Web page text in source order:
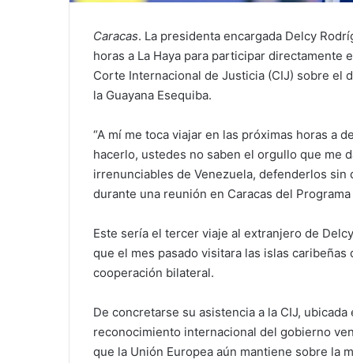
Caracas. La presidenta encargada Delcy
horas a La Haya para participar directamente
Corte Internacional de Justicia (CIJ) sobre el
la Guayana Esequiba.
“A mí me toca viajar en las próximas horas a
hacerlo, ustedes no saben el orgullo que me
irrenunciables de Venezuela, defenderlos
durante una reunión en Caracas del
Este sería el tercer viaje al extranjero de
que el mes pasado visitara las islas
cooperación bilateral.
De concretarse su asistencia a la CIJ,
reconocimiento internacional del gobierno
que la Unión Europea aún mantiene sobre la